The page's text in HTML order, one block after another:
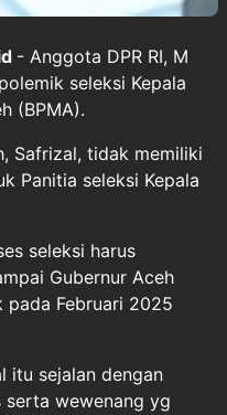
- Anggota DPR RI, M
seleksi Kepala
(BPMA).
Safrizal, tidak memiliki
Panitia seleksi Kepala
seleksi harus
Gubernur Aceh
Februari 2025
itu sejalan dengan
wewenang yg